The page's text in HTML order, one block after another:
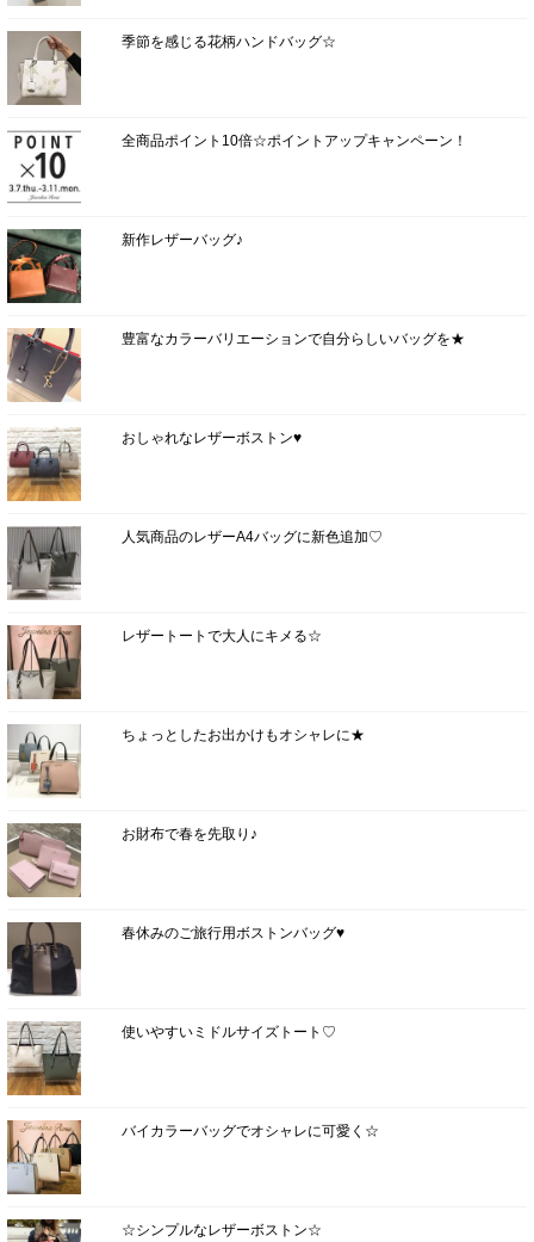
季節を感じる花柄ハンドバッグ☆
全商品ポイント10倍☆ポイントアップキャンペーン！
新作レザーバッグ♪
豊富なカラーバリエーションで自分らしいバッグを★
おしゃれなレザーボストン♥
人気商品のレザーA4バッグに新色追加♡
レザートートで大人にキメる☆
ちょっとしたお出かけもオシャレに★
お財布で春を先取り♪
春休みのご旅行用ボストンバッグ♥
使いやすいミドルサイズトート♡
バイカラーバッグでオシャレに可愛く☆
☆シンプルなレザーボストン☆